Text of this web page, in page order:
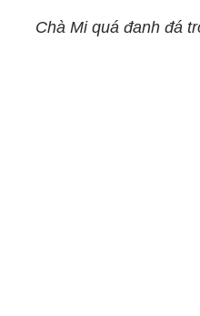
Chà Mi quá đanh đá